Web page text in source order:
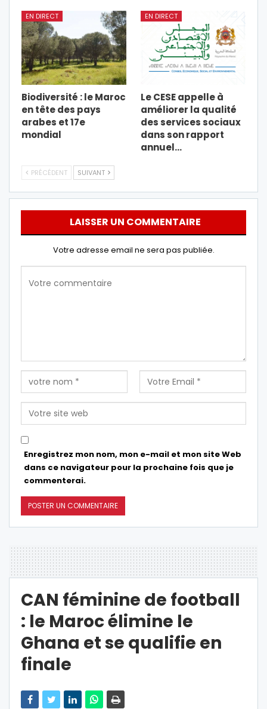
EN DIRECT
Biodiversité : le Maroc
en tête des pays
arabes et 17e
mondial
EN DIRECT
Le CESE appelle à
améliorer la qualité
des services sociaux
dans son rapport
annuel…
PRÉCÉDENT SUIVANT
LAISSER UN COMMENTAIRE
Votre adresse email ne sera pas publiée.
Enregistrez mon nom, mon e-mail et mon site Web
dans ce navigateur pour la prochaine fois que je
commenterai.
CAN féminine de football
: le Maroc élimine le
Ghana et se qualifie en
finale